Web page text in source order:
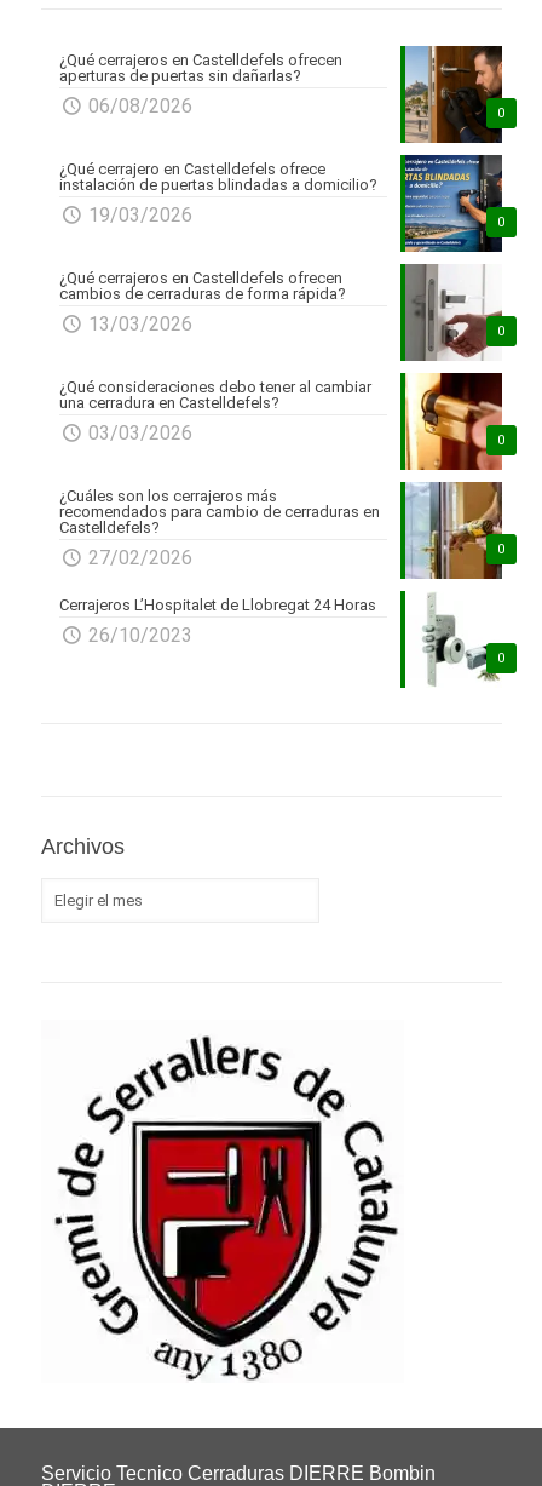
0
¿Qué cerrajeros en Castelldefels ofrecen
aperturas de puertas sin dañarlas?
06/08/2026
0
¿Qué cerrajero en Castelldefels ofrece
instalación de puertas blindadas a domicilio?
19/03/2026
0
¿Qué cerrajeros en Castelldefels ofrecen
cambios de cerraduras de forma rápida?
13/03/2026
0
¿Qué consideraciones debo tener al cambiar
una cerradura en Castelldefels?
03/03/2026
0
¿Cuáles son los cerrajeros más
recomendados para cambio de cerraduras en
Castelldefels?
27/02/2026
0
Cerrajeros L’Hospitalet de Llobregat 24 Horas
26/10/2023
Archivos
Archivos
Servicio Tecnico Cerraduras DIERRE Bombin